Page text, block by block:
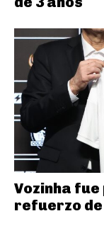
Vozinha
refuerzo de